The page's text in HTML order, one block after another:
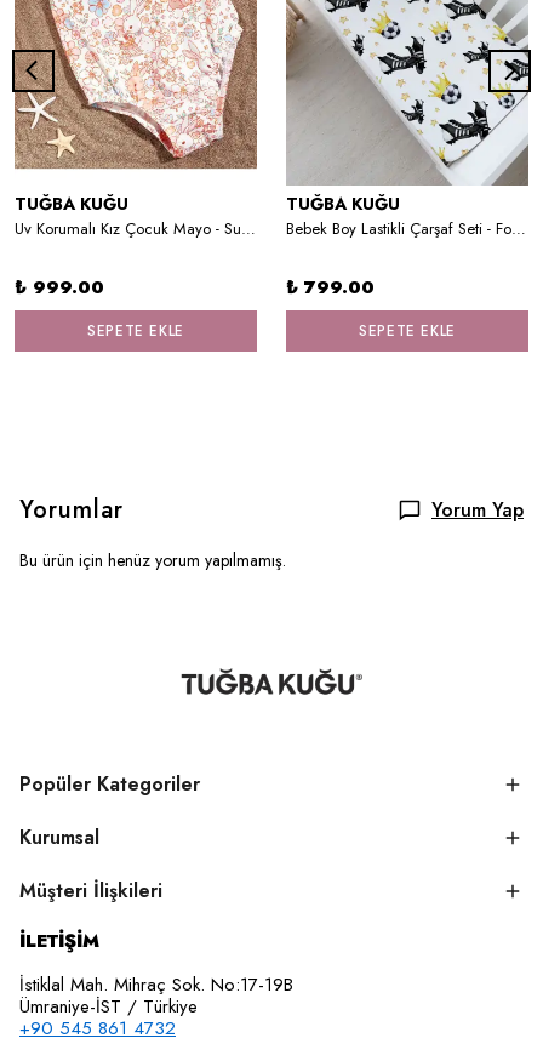
TUĞBA KUĞU
Uv Korumalı Kız Çocuk Mayo - Summer Vibe
₺ 999.00
SEPETE EKLE
TUĞBA KUĞU
Bebek Boy Lastikli Çarşaf Seti - For Baby Serisi - Siyah - Beyaz
₺ 799.00
SEPETE EKLE
Yorumlar Yorum Yap
Bu ürün için henüz yorum yapılmamış.
Popüler Kategoriler
Kurumsal
Müşteri İlişkileri
İLETİŞİM
İstiklal Mah. Mihraç Sok. No:17-19B
Ümraniye-İST / Türkiye
+90 545 861 4732